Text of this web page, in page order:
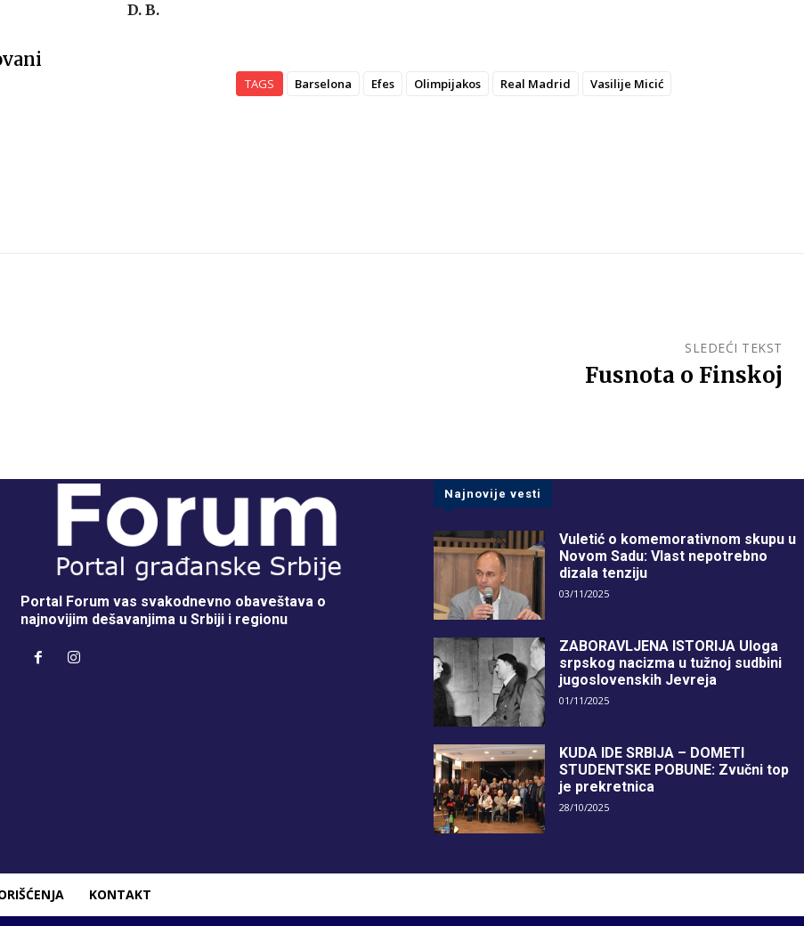
D. B.
TAGS Barselona Efes Olimpijakos Real Madrid Vasilije Micić
SLEDEĆI TEKST
Fusnota o Finskoj
Portal Forum vas svakodnevno obaveštava o
najnovijim dešavanjima u Srbiji i regionu
Najnovije vesti
Vuletić o komemorativnom skupu u
Novom Sadu: Vlast nepotrebno
dizala tenziju
03/11/2025
ZABORAVLJENA ISTORIJA Uloga
srpskog nacizma u tužnoj sudbini
jugoslovenskih Jevreja
01/11/2025
KUDA IDE SRBIJA – DOMETI
STUDENTSKE POBUNE: Zvučni top
je prekretnica
28/10/2025
KONTAKT